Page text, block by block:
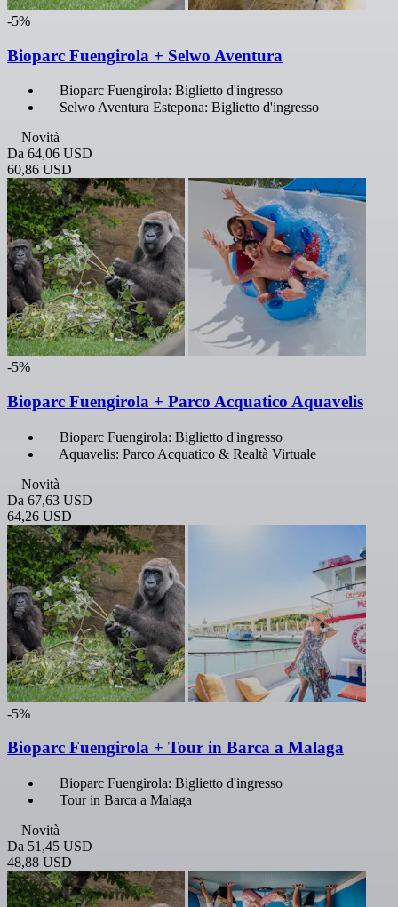
-5%
Bioparc Fuengirola + Selwo Aventura
Bioparc Fuengirola: Biglietto d'ingresso
Selwo Aventura Estepona: Biglietto d'ingresso
Novità
Da 64,06 USD
60,86 USD
-5%
Bioparc Fuengirola + Parco Acquatico Aquavelis
Bioparc Fuengirola: Biglietto d'ingresso
Aquavelis: Parco Acquatico & Realtà Virtuale
Novità
Da 67,63 USD
64,26 USD
-5%
Bioparc Fuengirola + Tour in Barca a Malaga
Bioparc Fuengirola: Biglietto d'ingresso
Tour in Barca a Malaga
Novità
Da 51,45 USD
48,88 USD